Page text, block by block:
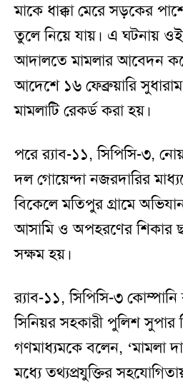
মাকে ধাক্কা মেরে সড়কের
তুলে নিয়ে যায়। এ ঘটনায় ওই
আদালতে মামলার আবেদন
আদেশে ১৬ ফেব্রুয়ারি
মামলাটি রেকর্ড করা হয়।
পরে র‍্যাব-১১, সিপিসি-৩,
দল গোয়েন্দা নজরদারির
বিকেলে মতিপুর গ্রামে
আসামি ও অপহরণের শিকার
সক্ষম হয়।
র‍্যাব-১১, সিপিসি-৩ কোম্পানি
সিনিয়র সহকারী পুলিশ সুপার
গণমাধ্যমকে বলেন, ‘মামলা
মধ্যে তথ্যপ্রযুক্তির